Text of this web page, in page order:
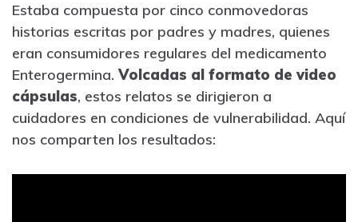
Estaba compuesta por cinco conmovedoras
historias escritas por padres y madres, quienes
eran consumidores regulares del medicamento
Enterogermina.Volcadas al formato de video
cápsulas, estos relatos se dirigieron a
cuidadores en condiciones de vulnerabilidad. Aquí
nos comparten los resultados: